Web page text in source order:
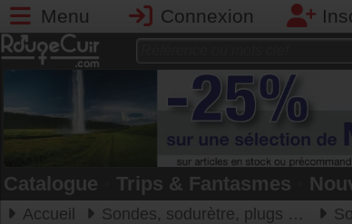
Menu Connexion
Catalogue Trips & Fantasmes
Accueil Sondes, sodurètre, plugs urétraux